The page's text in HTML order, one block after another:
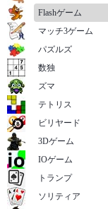
Flashゲーム
マッチ3ゲーム
パズルズ
数独
ズマ
テトリス
ビリヤード
3Dゲーム
IOゲーム
トランプ
ソリティア